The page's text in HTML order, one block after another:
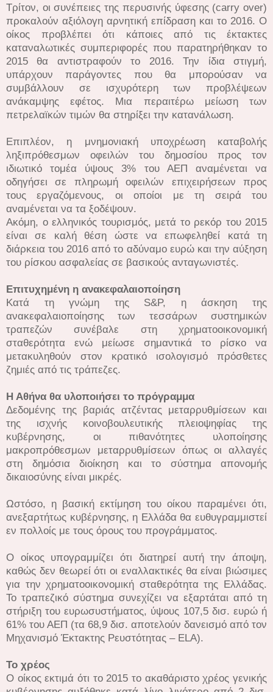
Τρίτον, οι συνέπειες της περυσινής ύφεσης (carry over)
προκαλούν αξιόλογη αρνητική επίδραση και το 2016. Ο
οίκος προβλέπει ότι κάποιες από τις έκτακτες
καταναλωτικές συμπεριφορές που παρατηρήθηκαν το
2015 θα αντιστραφούν το 2016. Την ίδια στιγμή,
υπάρχουν παράγοντες που θα μπορούσαν να
συμβάλλουν σε ισχυρότερη των προβλέψεων
ανάκαμψης εφέτος. Μια περαιτέρω μείωση των
πετρελαϊκών τιμών θα στηρίξει την κατανάλωση.
Επιπλέον, η μνημονιακή υποχρέωση καταβολής
ληξιπρόθεσμων οφειλών του δημοσίου προς τον
ιδιωτικό τομέα ύψους 3% του ΑΕΠ αναμένεται να
οδηγήσει σε πληρωμή οφειλών επιχειρήσεων προς
τους εργαζόμενους, οι οποίοι με τη σειρά του
αναμένεται να τα ξοδέψουν.
Ακόμη, ο ελληνικός τουρισμός, μετά το ρεκόρ του 2015
είναι σε καλή θέση ώστε να επωφεληθεί κατά τη
διάρκεια του 2016 από το αδύναμο ευρώ και την αύξηση
του ρίσκου ασφαλείας σε βασικούς ανταγωνιστές.
Επιτυχημένη η ανακεφαλαιοποίηση
Κατά τη γνώμη της S&P, η άσκηση της
ανακεφαλαιοποίησης των τεσσάρων συστημικών
τραπεζών συνέβαλε στη χρηματοοικονομική
σταθερότητα ενώ μείωσε σημαντικά το ρίσκο να
μετακυληθούν στον κρατικό ισολογισμό πρόσθετες
ζημιές από τις τράπεζες.
Η Αθήνα θα υλοποιήσει το πρόγραμμα
Δεδομένης της βαριάς ατζέντας μεταρρυθμίσεων και
της ισχνής κοινοβουλευτικής πλειοψηφίας της
κυβέρνησης, οι πιθανότητες υλοποίησης
μακροπρόθεσμων μεταρρυθμίσεων όπως οι αλλαγές
στη δημόσια διοίκηση και το σύστημα απονομής
δικαιοσύνης είναι μικρές.
Ωστόσο, η βασική εκτίμηση του οίκου παραμένει ότι,
ανεξαρτήτως κυβέρνησης, η Ελλάδα θα ευθυγραμμιστεί
εν πολλοίς με τους όρους του προγράμματος.
Ο οίκος υπογραμμίζει ότι διατηρεί αυτή την άποψη,
καθώς δεν θεωρεί ότι οι εναλλακτικές θα είναι βιώσιμες
για την χρηματοοικονομική σταθερότητα της Ελλάδας.
Το τραπεζικό σύστημα συνεχίζει να εξαρτάται από τη
στήριξη του ευρωσυστήματος, ύψους 107,5 δισ. ευρώ ή
61% του ΑΕΠ (τα 68,9 δισ. αποτελούν δανεισμό από τον
Μηχανισμό Έκτακτης Ρευστότητας – ELA).
Το χρέος
Ο οίκος εκτιμά ότι το 2015 το ακαθάριστο χρέος γενικής